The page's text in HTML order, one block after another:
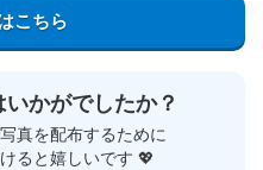
こちら
いかがでしたか？
真を配布するために
ると嬉しいです 💖